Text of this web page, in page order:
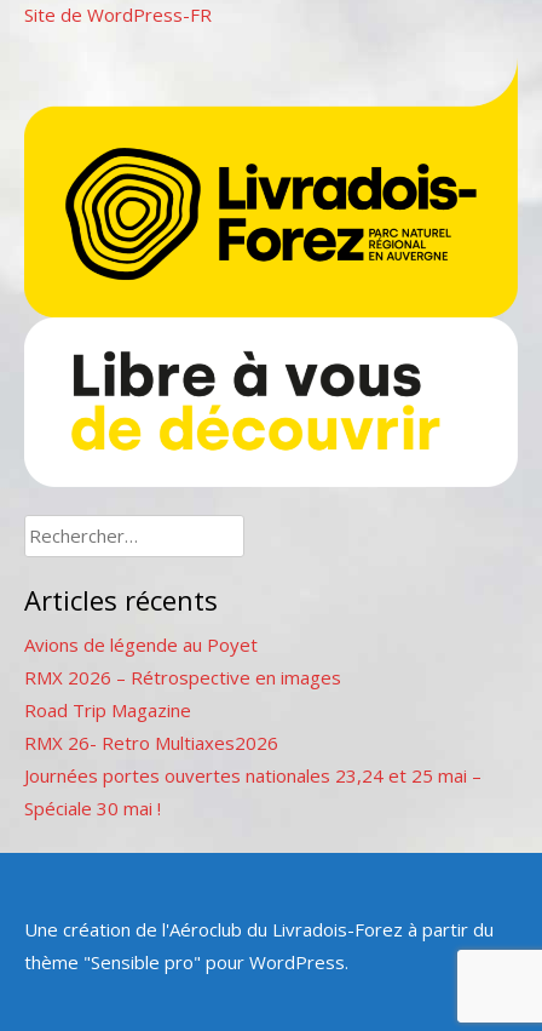
Site de WordPress-FR
Rechercher :
Articles récents
Avions de légende au Poyet
RMX 2026 – Rétrospective en images
Road Trip Magazine
RMX 26- Retro Multiaxes2026
Journées portes ouvertes nationales 23,24 et 25 mai –
Spéciale 30 mai !
Une création de l'Aéroclub du Livradois-Forez à partir du
thème "Sensible pro" pour WordPress.